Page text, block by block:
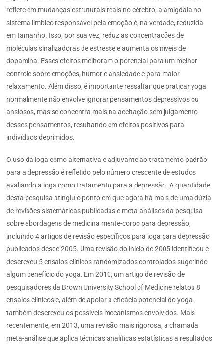
reflete em mudanças estruturais reais no cérebro; a amígdala no
sistema límbico responsável pela emoção é, na verdade, reduzida
em tamanho. Isso, por sua vez, reduz as concentrações de
moléculas sinalizadoras de estresse e aumenta os níveis de
dopamina. Esses efeitos melhoram o potencial para um melhor
controle sobre emoções, humor e ansiedade e para maior
relaxamento. Além disso, é importante ressaltar que praticar yoga
normalmente não envolve ignorar pensamentos depressivos ou
ansiosos, mas se concentra mais na aceitação sem julgamento
desses pensamentos, resultando em efeitos positivos para
indivíduos deprimidos.
O uso da ioga como alternativa e adjuvante ao tratamento padrão
para a depressão é refletido pelo número crescente de estudos
avaliando a ioga como tratamento para a depressão. A quantidade
desta pesquisa atingiu o ponto em que agora há mais de uma dúzia
de revisões sistemáticas publicadas e meta-análises da pesquisa
sobre abordagens de medicina mente-corpo para depressão,
incluindo 4 artigos de revisão específicos para ioga para depressão
publicados desde 2005. Uma revisão do início de 2005 identificou e
descreveu 5 ensaios clínicos randomizados controlados sugerindo
algum benefício do yoga. Em 2010, um artigo de revisão de
pesquisadores da Brown University School of Medicine relatou 8
ensaios clínicos e, além de apoiar a eficácia potencial do yoga,
também descreveu os possíveis mecanismos envolvidos. Mais
recentemente, em 2013, uma revisão mais rigorosa, a chamada
meta-análise que aplica técnicas analíticas estatísticas a resultados